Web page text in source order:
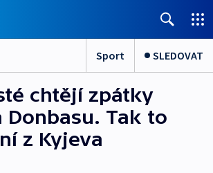
Sport SLEDOVAT
chtějí zpátky
Donbasu. Tak to
z Kyjeva